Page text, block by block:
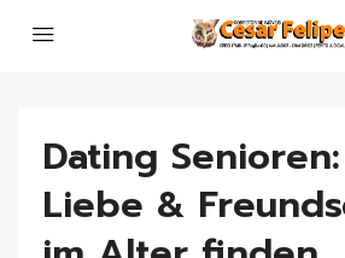
Dating
Liebe &